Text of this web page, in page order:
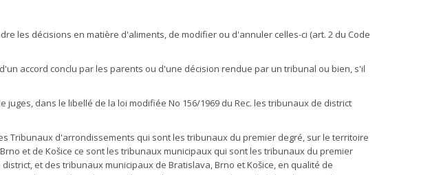
les décisions en matière d'aliments, de modifier ou d'annuler celles-ci (art. 2 du Code
accord conclu par les parents ou d'une décision rendue par un tribunal ou bien, s'il
dans le libellé de la loi modifiée No 156/1969 du Rec. les tribunaux de district
Tribunaux d'arrondissements qui sont les tribunaux du premier degré, sur le territoire
et de Košice ce sont les tribunaux municipaux qui sont les tribunaux du premier
et des tribunaux municipaux de Bratislava, Brno et Košice, en qualité de